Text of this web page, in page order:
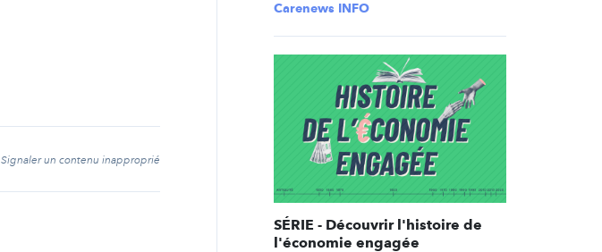
Signaler un contenu inapproprié
Carenews INFO
SÉRIE - Découvrir l'histoire de
l'économie engagée